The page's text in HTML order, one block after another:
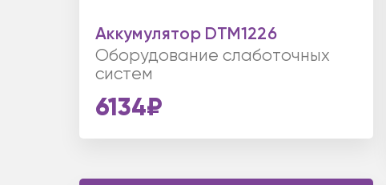
Аккумулятор DTM1226
Оборудование слаботочных
систем
6134₽